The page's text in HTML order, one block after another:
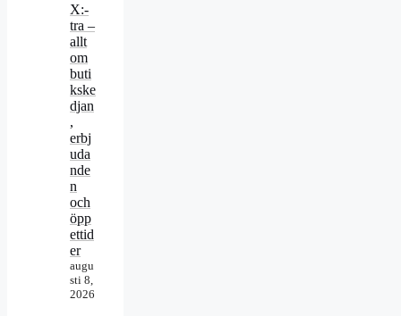
X:-
tra –
allt
om
buti
kske
djan
,
erbj
uda
nde
n
och
öpp
ettid
er
augu
sti 8,
2026